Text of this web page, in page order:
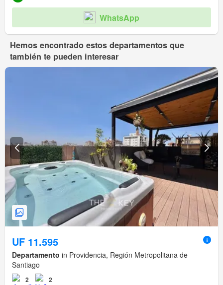
WhatsApp
Hemos encontrado estos departamentos que
también te pueden interesar
UF 11.595
Departamento in Providencia, Región Metropolitana de
Santiago
2 2